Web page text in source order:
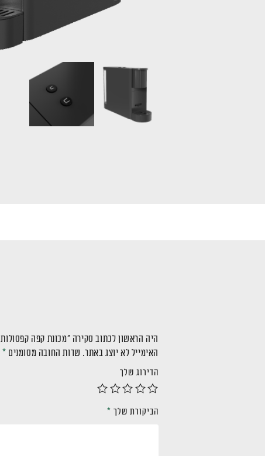
היה הראשון לכתוב סקירה “מכונת קפה קפסולות SCM2100B”
האימייל לא יוצג באתר. שדות החובה מסומנים *
הדירוג שלך
הביקורת שלך *